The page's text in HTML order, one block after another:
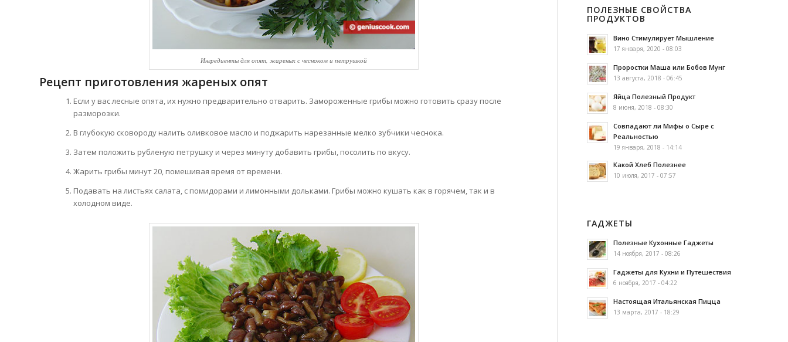
Ингредиенты для опят, жареных с чесноком и петрушкой
Рецепт приготовления жареных опят
Если у вас лесные опята, их нужно предварительно отварить. Замороженные грибы можно готовить сразу после
разморозки.
В глубокую сковороду налить оливковое масло и поджарить нарезанные мелко зубчики чеснока.
Затем положить рубленую петрушку и через минуту добавить грибы, посолить по вкусу.
Жарить грибы минут 20, помешивая время от времени.
Подавать на листьях салата, с помидорами и лимонными дольками. Грибы можно кушать как в горячем, так и в
холодном виде.
ПОЛЕЗНЫЕ СВОЙСТВА
ПРОДУКТОВ
Вино Стимулирует Мышление
17 января, 2020 - 08:03
Проростки Маша или Бобов Мунг
13 августа, 2018 - 06:45
Яйца Полезный Продукт
8 июня, 2018 - 08:30
Совпадают ли Мифы о Сыре с
Реальностью
19 января, 2018 - 14:14
Какой Хлеб Полезнее
10 июля, 2017 - 07:57
ГАДЖЕТЫ
Полезные Кухонные Гаджеты
14 ноября, 2017 - 08:26
Гаджеты для Кухни и Путешествия
6 ноября, 2017 - 04:22
Настоящая Итальянская Пицца
13 марта, 2017 - 18:29